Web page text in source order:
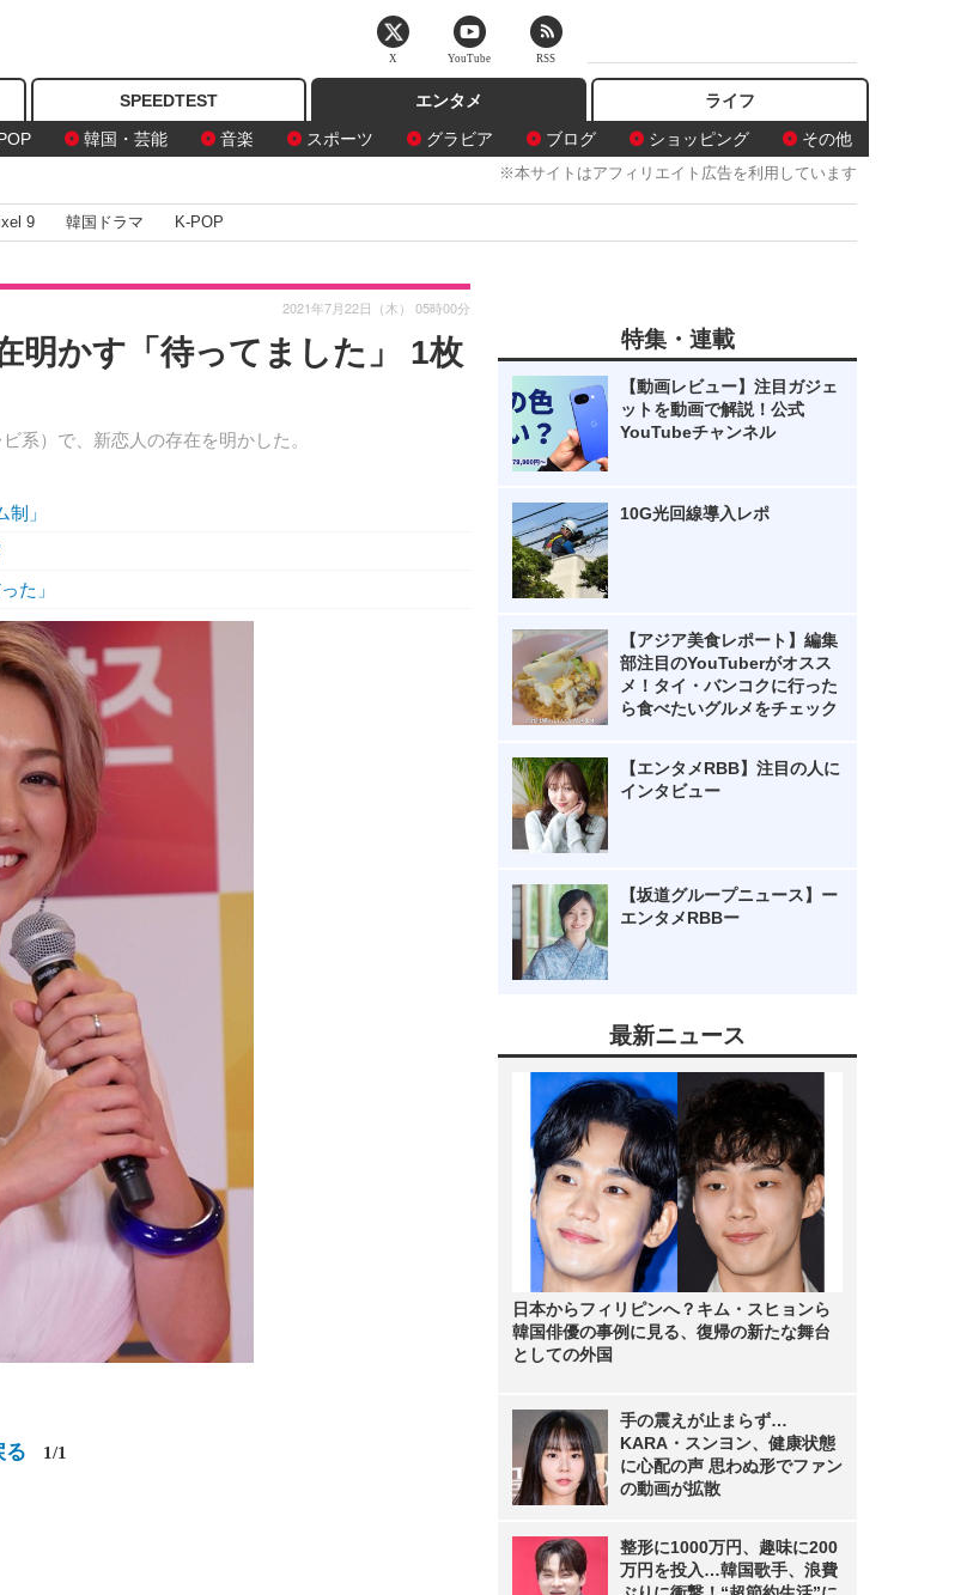
SPEEDTEST
エンタメ
韓国・芸能 音楽 スポーツ グラビア ブログ ショッピング その他
ライフ
※本サイトはアフィリエイト広告を利用しています
9 韓国ドラマ K-POP
明かす「待ってました」 1枚
系）で、新恋人の存在を明かした。
2021年7月22日（木） 05時00分
」
た」
る 1/1
特集・連載
【動画レビュー】注目ガジェ
ットを動画で解説！公式
YouTubeチャンネル
10G光回線導入レポ
【アジア美食レポート】編集
部注目のYouTuberがオスス
メ！タイ・バンコクに行った
ら食べたいグルメをチェック
【エンタメRBB】注目の人に
インタビュー
【坂道グループニュース】ー
エンタメRBBー
最新ニュース
日本からフィリピンへ？キム・スヒョンら
韓国俳優の事例に見る、復帰の新たな舞台
としての外国
手の震えが止まらず…
KARA・スンヨン、健康状態
に心配の声 思わぬ形でファン
の動画が拡散
整形に1000万円、趣味に200
万円を投入…韓国歌手、浪費
X YouTube RSS